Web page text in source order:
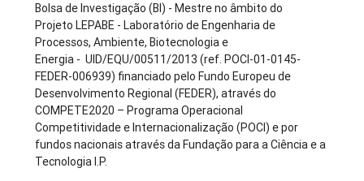
Bolsa de Investigação (BI) - Mestre no âmbito do
Projeto LEPABE - Laboratório de Engenharia de
Processos, Ambiente, Biotecnologia e
Energia - UID/EQU/00511/2013 (ref. POCI-01-0145-
FEDER-006939) financiado pelo Fundo Europeu de
Desenvolvimento Regional (FEDER), através do
COMPETE2020 – Programa Operacional
Competitividade e Internacionalização (POCI) e por
fundos nacionais através da Fundação para a Ciência e a
Tecnologia I.P.